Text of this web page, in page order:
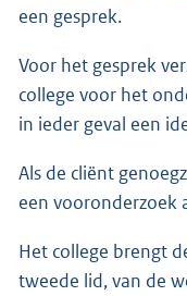
een gesprek.
Voor het gesprek
college voor het
in ieder geval een
Als de cliënt
een vooronderzoek
Het college brengt
tweede lid, van de